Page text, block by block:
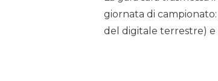
giornata di
del digitale terrestre) e